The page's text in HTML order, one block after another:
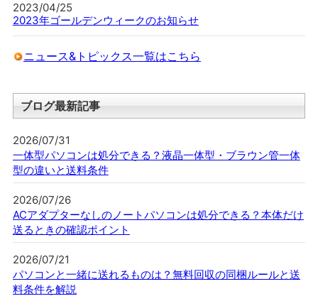
2023/04/25
2023年ゴールデンウィークのお知らせ
ニュース&トピックス一覧はこちら
ブログ最新記事
2026/07/31
一体型パソコンは処分できる？液晶一体型・ブラウン管一体
型の違いと送料条件
2026/07/26
ACアダプターなしのノートパソコンは処分できる？本体だけ
送るときの確認ポイント
2026/07/21
パソコンと一緒に送れるものは？無料回収の同梱ルールと送
料条件を解説